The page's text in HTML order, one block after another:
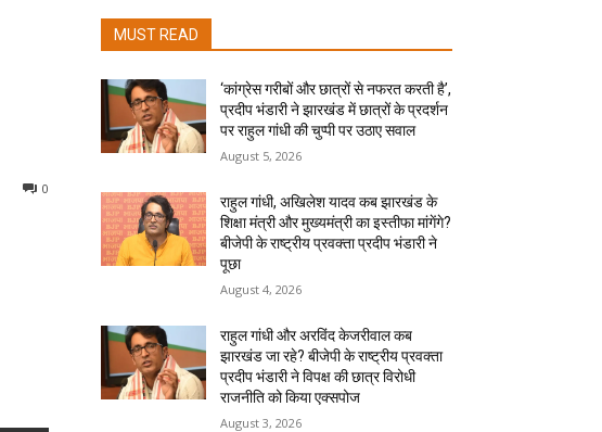
0
MUST READ
‘कांग्रेस गरीबों और छात्रों से नफरत करती है’,
प्रदीप भंडारी ने झारखंड में छात्रों के प्रदर्शन
पर राहुल गांधी की चुप्पी पर उठाए सवाल
August 5, 2026
राहुल गांधी, अखिलेश यादव कब झारखंड के
शिक्षा मंत्री और मुख्यमंत्री का इस्तीफा मांगेंगे?
बीजेपी के राष्ट्रीय प्रवक्ता प्रदीप भंडारी ने
पूछा
August 4, 2026
राहुल गांधी और अरविंद केजरीवाल कब
झारखंड जा रहे? बीजेपी के राष्ट्रीय प्रवक्ता
प्रदीप भंडारी ने विपक्ष की छात्र विरोधी
राजनीति को किया एक्सपोज
August 3, 2026